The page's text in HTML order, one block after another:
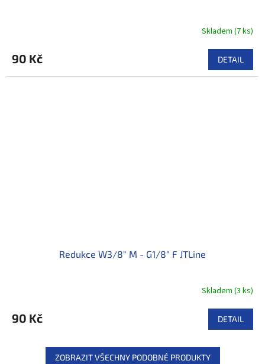
Skladem (7 ks)
90 Kč DETAIL
Redukce W3/8" M - G1/8" F JTLine
Skladem (3 ks)
90 Kč DETAIL
ZOBRAZIT VŠECHNY PODOBNÉ PRODUKTY